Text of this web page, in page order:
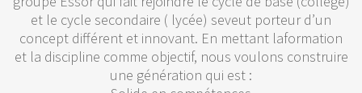
et le cycle secondaire ( lycée) seveut porteur d’un
concept différent et innovant. En mettant laformation
et la discipline comme objectif, nous voulons construire
une génération qui est :